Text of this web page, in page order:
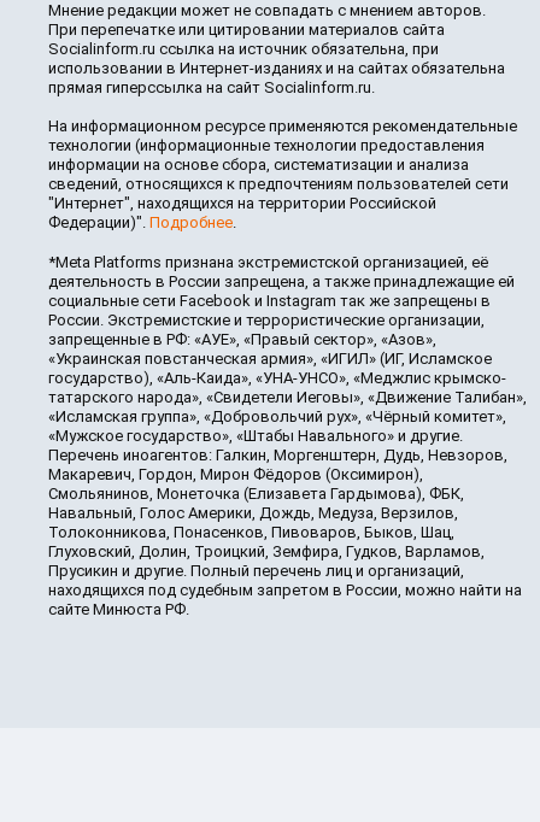
Мнение редакции может не совпадать с мнением авторов.
При перепечатке или цитировании материалов сайта
Socialinform.ru ссылка на источник обязательна, при
использовании в Интернет-изданиях и на сайтах обязательна
прямая гиперссылка на сайт Socialinform.ru.
На информационном ресурсе применяются рекомендательные
технологии (информационные технологии предоставления
информации на основе сбора, систематизации и анализа
сведений, относящихся к предпочтениям пользователей сети
"Интернет", находящихся на территории Российской
Федерации)". Подробнее.
*Meta Platforms признана экстремистской организацией, её
деятельность в России запрещена, а также принадлежащие ей
социальные сети Facebook и Instagram так же запрещены в
России. Экстремистские и террористические организации,
запрещенные в РФ: «АУЕ», «Правый сектор», «Азов»,
«Украинская повстанческая армия», «ИГИЛ» (ИГ, Исламское
государство), «Аль-Каида», «УНА-УНСО», «Меджлис крымско-
татарского народа», «Свидетели Иеговы», «Движение Талибан»,
«Исламская группа», «Добровольчий рух», «Чёрный комитет»,
«Мужское государство», «Штабы Навального» и другие.
Перечень иноагентов: Галкин, Моргенштерн, Дудь, Невзоров,
Макаревич, Гордон, Мирон Фёдоров (Оксимирон),
Смольянинов, Монеточка (Елизавета Гардымова), ФБК,
Навальный, Голос Америки, Дождь, Медуза, Верзилов,
Толоконникова, Понасенков, Пивоваров, Быков, Шац,
Глуховский, Долин, Троицкий, Земфира, Гудков, Варламов,
Прусикин и другие. Полный перечень лиц и организаций,
находящихся под судебным запретом в России, можно найти на
сайте Минюста РФ.